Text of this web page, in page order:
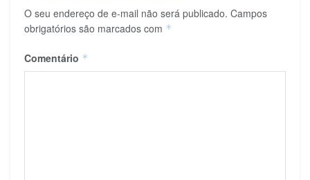
O seu endereço de e-mail não será publicado. Campos
obrigatórios são marcados com *
Comentário *